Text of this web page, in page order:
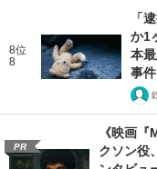
8位
8
「
か1
本
事件
PR
《映画
クソン役